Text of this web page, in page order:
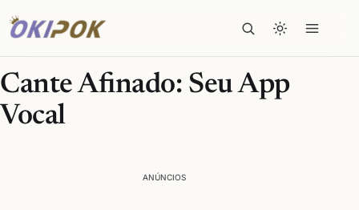
Cante Afinado: Seu App
Vocal
ANÚNCIOS